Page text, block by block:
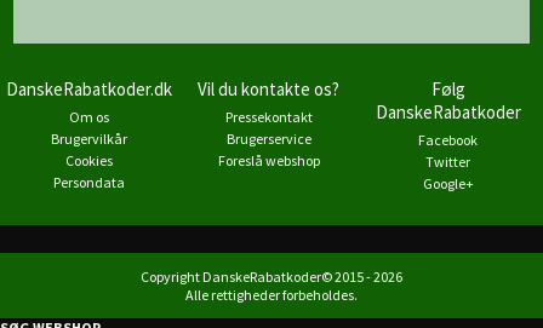
DanskeRabatkoder.dk
Om os
Brugervilkår
Cookies
Persondata
Vil du kontakte os?
Pressekontakt
Brugerservice
Foreslå webshop
Følg
DanskeRabatkoder
Facebook
Twitter
Google+
Copyright DanskeRabatkoder© 2015 - 2026
Alle rettigheder forbeholdes.